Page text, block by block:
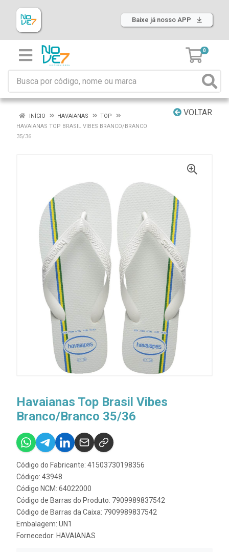
Baixe já nosso APP
0
VOLTAR
INÍCIO HAVAIANAS
TOP
HAVAIANAS TOP BRASIL VIBES BRANCO/BRANCO
35/36
Havaianas Top Brasil Vibes
Branco/Branco 35/36
Código do Fabricante: 41503730198356
Código: 43948
Código NCM: 64022000
Código de Barras do Produto: 7909989837542
Código de Barras da Caixa: 7909989837542
Embalagem: UN1
Fornecedor: HAVAIANAS